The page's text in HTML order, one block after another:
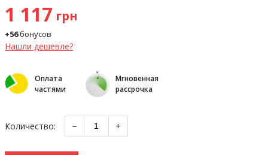
1 117 грн
+56бонусов
Нашли дешевле?
Оплата
частями
Мгновенная
рассрочка
Количество: − +